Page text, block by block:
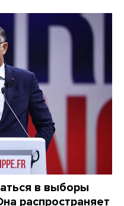
в выборы
распространяет